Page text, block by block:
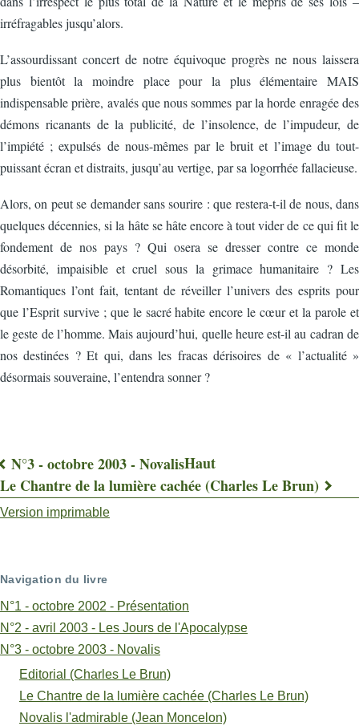
irréfragables jusqu’alors.
L’assourdissant concert de notre équivoque progrès ne nous laissera
plus bientôt la moindre place pour la plus élémentaire MAIS
indispensable prière, avalés que nous sommes par la horde enragée des
démons ricanants de la publicité, de l’insolence, de l’impudeur, de
l’impiété ; expulsés de nous-mêmes par le bruit et l’image du tout-
puissant écran et distraits, jusqu’au vertige, par sa logorrhée fallacieuse.
Alors, on peut se demander sans sourire : que restera-t-il de nous, dans
quelques décennies, si la hâte se hâte encore à tout vider de ce qui fit le
fondement de nos pays ? Qui osera se dresser contre ce monde
désorbité, impaisible et cruel sous la grimace humanitaire ? Les
Romantiques l’ont fait, tentant de réveiller l’univers des esprits pour
que l’Esprit survive ; que le sacré habite encore le cœur et la parole et
le geste de l’homme. Mais aujourd’hui, quelle heure est-il au cadran de
nos destinées ? Et qui, dans les fracas dérisoires de « l’actualité »
désormais souveraine, l’entendra sonner ?
Liens
transversaux
pour
Editorial
(Charles
Le
Brun)
N°3 - octobre 2003 - NovalisHaut
Le Chantre de la lumière cachée (Charles Le Brun)
Version imprimable
Navigation du livre
N°1 - octobre 2002 - Présentation
N°2 - avril 2003 - Les Jours de l'Apocalypse
N°3 - octobre 2003 - Novalis
Editorial (Charles Le Brun)
Le Chantre de la lumière cachée (Charles Le Brun)
Novalis l'admirable (Jean Moncelon)